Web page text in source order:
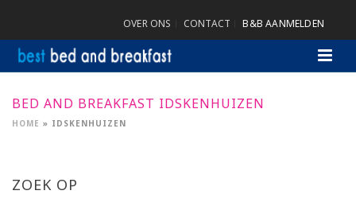
OVER ONS CONTACT B&B AANMELDEN
BED AND BREAKFAST IDSKENHUIZEN
HOME » IDSKENHUIZEN
ZOEK OP